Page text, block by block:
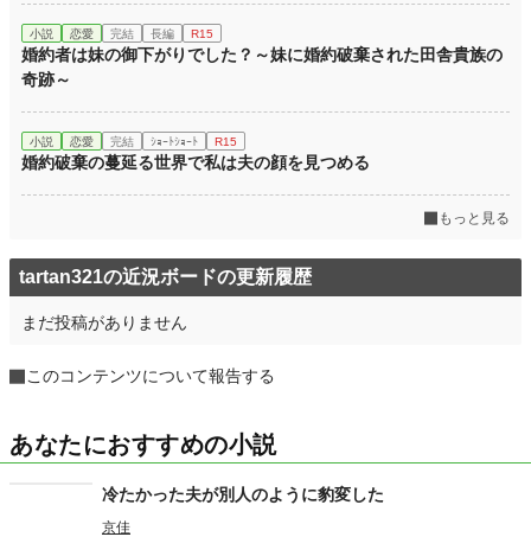
小説 恋愛 完結 長編 R15
婚約者は妹の御下がりでした？～妹に婚約破棄された田舎貴族の
奇跡～
小説 恋愛 完結 ｼｮｰﾄｼｮｰﾄ R15
婚約破棄の蔓延る世界で私は夫の顔を見つめる
もっと見る
tartan321の近況ボードの更新履歴
まだ投稿がありません
このコンテンツについて報告する
あなたにおすすめの小説
冷たかった夫が別人のように豹変した
京佳